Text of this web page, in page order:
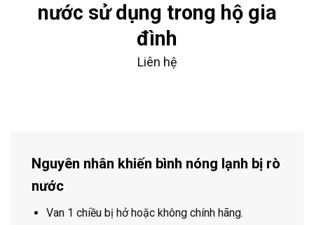
nước sử dụng trong hộ gia
đình
Liên hệ
Nguyên nhân khiến bình nóng lạnh bị rò
nước
Van 1 chiều bị hở hoặc không chính hãng.